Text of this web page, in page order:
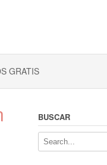
GRATIS
BUSCAR